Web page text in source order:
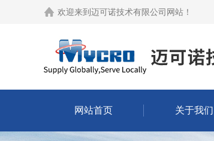
欢迎来到 迈可诺技术有限公司网站 ！
网站首页 关于我们